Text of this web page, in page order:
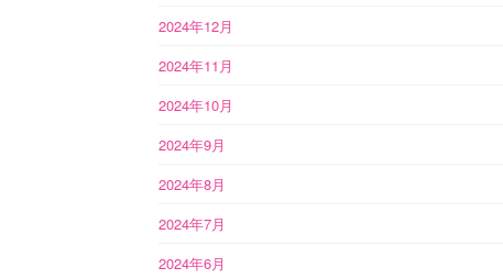
2024年12月
2024年11月
2024年10月
2024年9月
2024年8月
2024年7月
2024年6月